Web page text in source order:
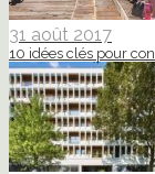
31 août 2017
10 idées clés pour